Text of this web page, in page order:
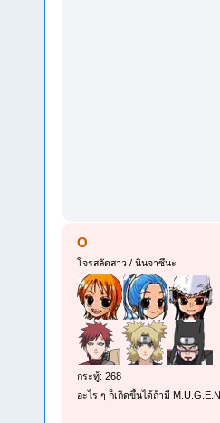
O
โจรสลัดสาว / นินจาซึนะ
กระทู้: 268
อะไร ๆ ก็เกิดขึ้นได้ถ้ามี M.U.G.E.N